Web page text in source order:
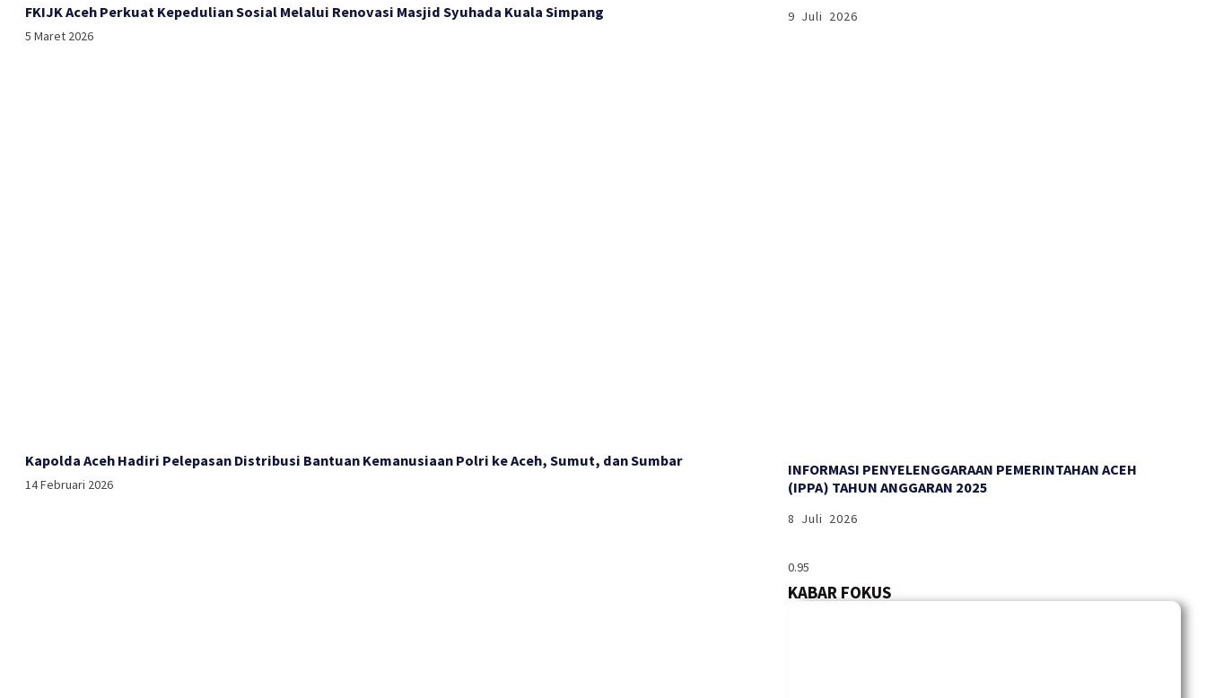
FKIJK Aceh Perkuat Kepedulian Sosial Melalui Renovasi Masjid Syuhada Kuala Simpang
5 Maret 2026
Kapolda Aceh Hadiri Pelepasan Distribusi Bantuan Kemanusiaan Polri ke Aceh, Sumut, dan Sumbar
14 Februari 2026
9 Juli 2026
INFORMASI PENYELENGGARAAN PEMERINTAHAN ACEH
(IPPA) TAHUN ANGGARAN 2025
8 Juli 2026
KABAR FOKUS